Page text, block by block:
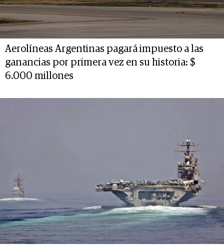
Aerolíneas Argentinas pagará impuesto a las
ganancias por primera vez en su historia: $
6.000 millones